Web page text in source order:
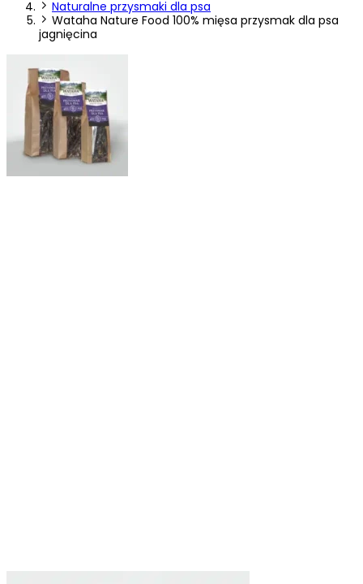
Naturalne przysmaki dla psa
Wataha Nature Food 100% mięsa przysmak dla psa
jagnięcina
Statystyka
Statystyczne pliki cookie pomagają właścicielem stron internetowych
zgłaszając anonimowe informacje.
Marketing
Marketingowe pliki cookie stosowane są w celu śledzenia użytkowników
stronach internetowych. Celem jest wyświetlanie reklam, które są istotne i
interesujące dla poszczególnych użytkowników i tym samym bardziej
wydawców i reklamodawców strony trzeciej.